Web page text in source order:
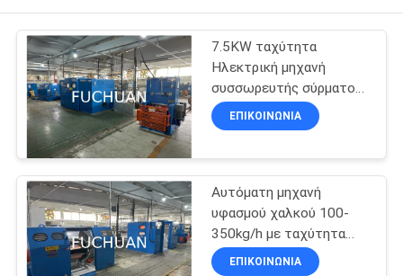
ΠΡΟΪΌΝΤΑ
ΒΊΝΤΕΟ
ΕΜΦΆΝΙΣΗ
VR
ΣΧΕΤΙΚΆ
ΜΕ
μηχανή καλωδίων
χαλκού
Καλώδιο που
στρίβει τη μηχανή
47
7.5KW ταχύτητα
Ηλεκτρική μηχανή
συσσωρευτής σύρματος
χαλκού 220V/380V τάση
4500KG βάρος
ΕΠΙΚΟΙΝΩΝΊΑ
Αυτόματη μηχανή
υφασμού χαλκού 100-
350kg/h με ταχύτητα
100m/min
ΕΠΙΚΟΙΝΩΝΊΑ